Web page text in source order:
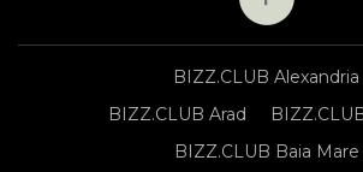
BIZZ.CLUB Alexandria
BIZZ.CLUB Arad
BIZZ.CLUB Baia Mare